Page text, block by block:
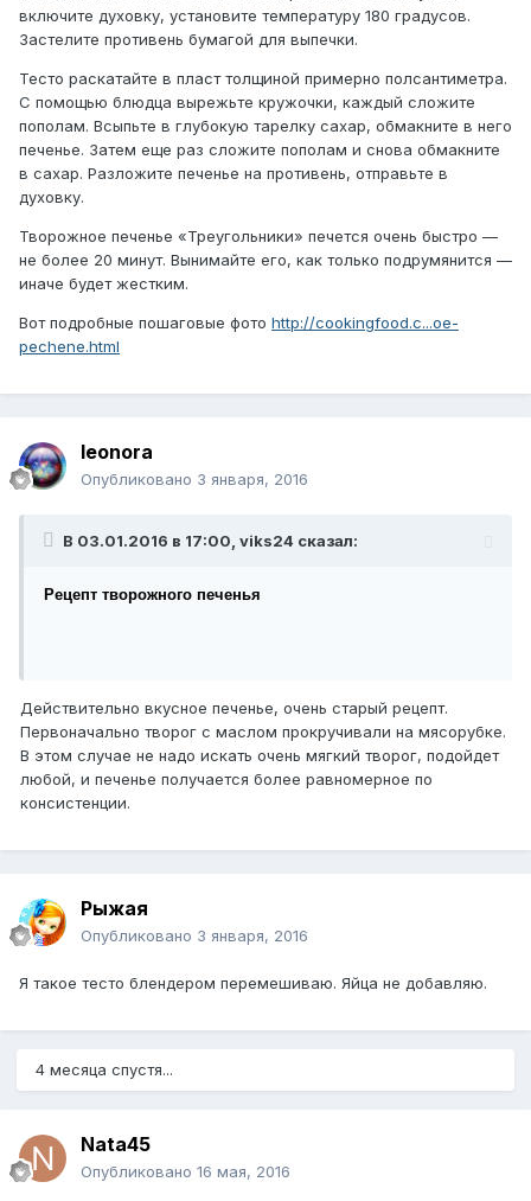
включите духовку, установите температуру 180 градусов.
Застелите противень бумагой для выпечки.
Тесто раскатайте в пласт толщиной примерно полсантиметра.
С помощью блюдца вырежьте кружочки, каждый сложите
пополам. Всыпьте в глубокую тарелку сахар, обмакните в него
печенье. Затем еще раз сложите пополам и снова обмакните
в сахар. Разложите печенье на противень, отправьте в
духовку.
Творожное печенье «Треугольники» печется очень быстро —
не более 20 минут. Вынимайте его, как только подрумянится —
иначе будет жестким.
Вот подробные пошаговые фото http://cookingfood.c...oe-
pechene.html
leonora
Опубликовано 3 января, 2016
В 03.01.2016 в 17:00, viks24 сказал:
Рецепт творожного печенья
Действительно вкусное печенье, очень старый рецепт.
Первоначально творог с маслом прокручивали на мясорубке.
В этом случае не надо искать очень мягкий творог, подойдет
любой, и печенье получается более равномерное по
консистенции.
Рыжая
Опубликовано 3 января, 2016
Я такое тесто блендером перемешиваю. Яйца не добавляю.
4 месяца спустя...
Nata45
Опубликовано 16 мая, 2016